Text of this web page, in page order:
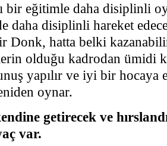
bir eğitimle daha disiplinli
daha disiplinli hareket
Donk, hatta belki
olduğu kadrodan ümidi
yapılır ve iyi bir hocaya
oynar.
getirecek ve
var.